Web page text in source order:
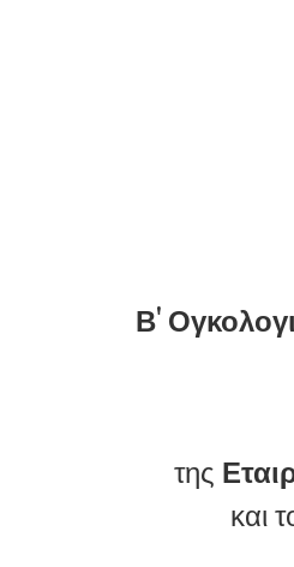
Β'
της
και